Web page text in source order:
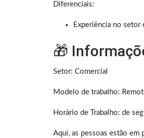
Diferenciais:
Experiência no
🎁
Setor: Comercial
Modelo de trabalho:
Horário de Trabalho: de
Aqui, as pessoas estão em